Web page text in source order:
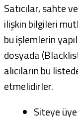
Satıcılar, sahte
ilişkin bilgileri
bu işlemlerin
dosyada
alıcıların bu
etmelidirler.
Siteye